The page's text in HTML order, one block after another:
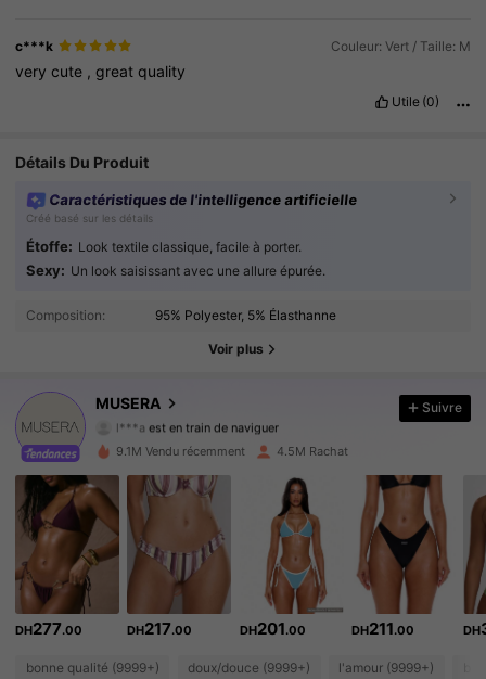
c***k Couleur: Vert / Taille: M
verycute ,greatquality
Utile (0)
Détails Du Produit
Caractéristiques de l'intelligence artificielle
Créé basé sur les détails
Étoffe: Look textile classique, facile à porter.
Sexy: Un look saisissant avec une allure épurée.
Composition: 95% Polyester, 5% Élasthanne
Voir plus
MUSERA
4.3M Suiveurs
4.85
4.3M Suiveurs
4.3M Suiveurs
4.85 4.3M Suiveurs
4.85 4.3M Suiveurs
4.85 4.3M Suiveurs
Suivre
9.1M Vendu récemment 4.5M Rachat
DH277.00 DH217.00 DH201.00 DH211.00 DH
bonne qualité (9999+) doux/douce (9999+) l'amour (9999+)